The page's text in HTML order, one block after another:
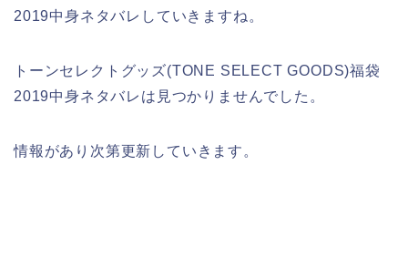
2019中身ネタバレしていきますね。
トーンセレクトグッズ(TONE SELECT GOODS)福袋
2019中身ネタバレは見つかりませんでした。
情報があり次第更新していきます。